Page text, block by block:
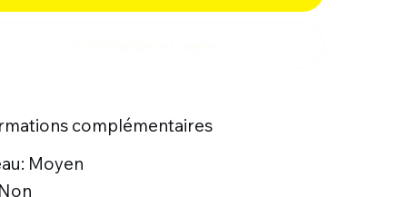
complémentaires
Moyen